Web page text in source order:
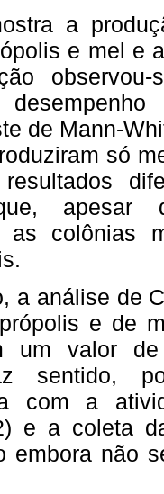
a
e mel e
de Mann-
só
resultados
apesar
as colônias
a análise de
e de
um valor
sentido,
com a
e a coleta
embora não